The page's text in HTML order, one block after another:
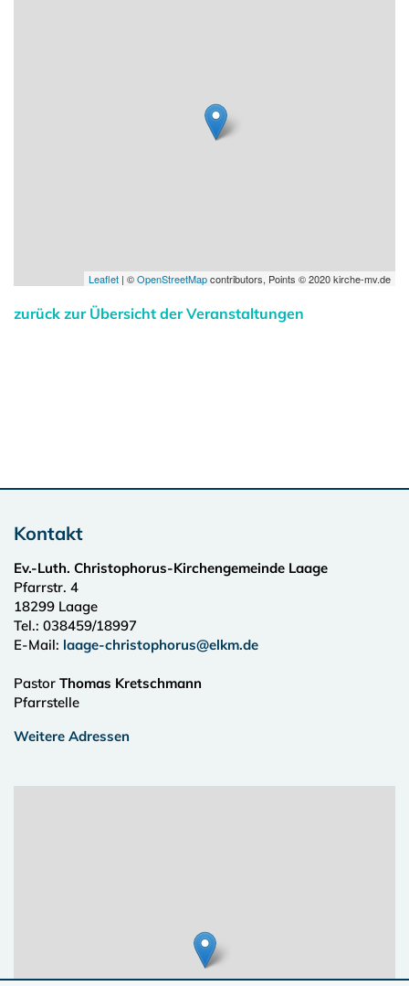
Leaflet | ©OpenStreetMapcontributors, Points © 2020 kirche-mv.de
zurück zur Übersicht der Veranstaltungen
Kontakt
Ev.-Luth. Christophorus-Kirchengemeinde Laage
Pfarrstr. 4
18299 Laage
Tel.: 038459/18997
E-Mail: laage-christophorus@elkm.de
Pastor Thomas Kretschmann
Pfarrstelle
Weitere Adressen